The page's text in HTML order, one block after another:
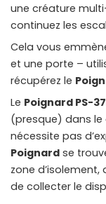
une créature
continuez les
Cela vous
et une porte –
récupérez le
Le Poignard PS-
(presque) dans le
nécessite pas
Poignard se
zone
de collecter le